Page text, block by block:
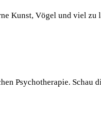
Kunst, Vögel und viel zu
Psychotherapie. Schau